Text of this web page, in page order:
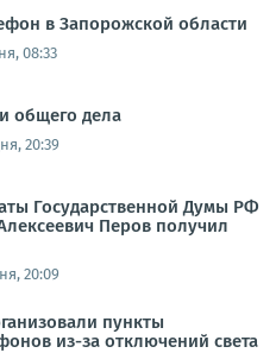
в Запорожской области
08:33
общего дела
20:39
Государственной Думы РФ
Перов получил
20:09
пункты
из-за отключений света